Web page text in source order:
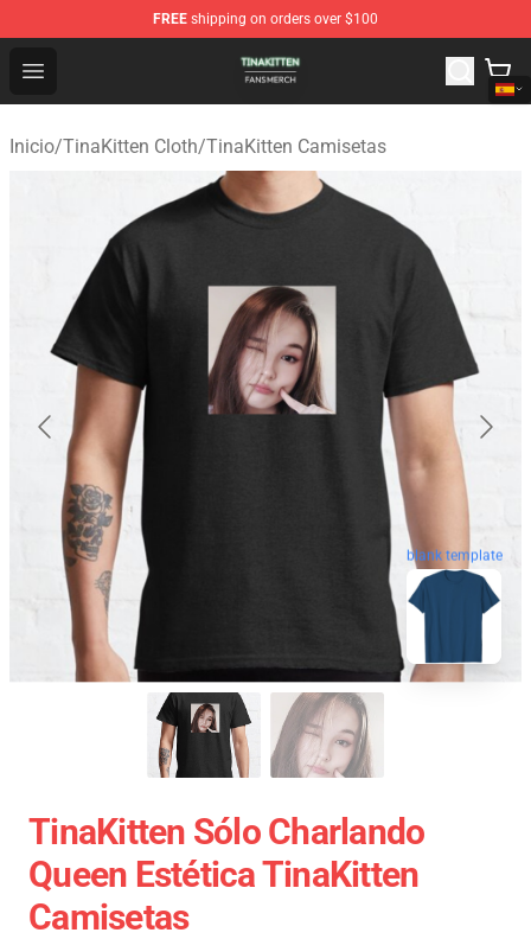
FREE shipping on orders over $100
Open menu
TinaKitten Shop - Official TinaKitten Merchandise Store
Inicio/TinaKitten Cloth/TinaKitten Camisetas
blank template
TinaKitten Sólo Charlando
Queen Estética TinaKitten
Camisetas